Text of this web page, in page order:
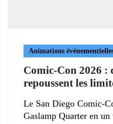
Animations
Comic-Con 2026 :
repoussent les
Le San Diego Comic-
Gaslamp Quarter en